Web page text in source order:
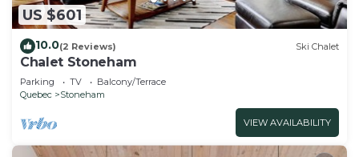
US $601
10.0(2 Reviews) Ski Chalet
Chalet Stoneham
Parking TV
Balcony/Terrace
Quebec
Stoneham
VIEW AVAILABILITY